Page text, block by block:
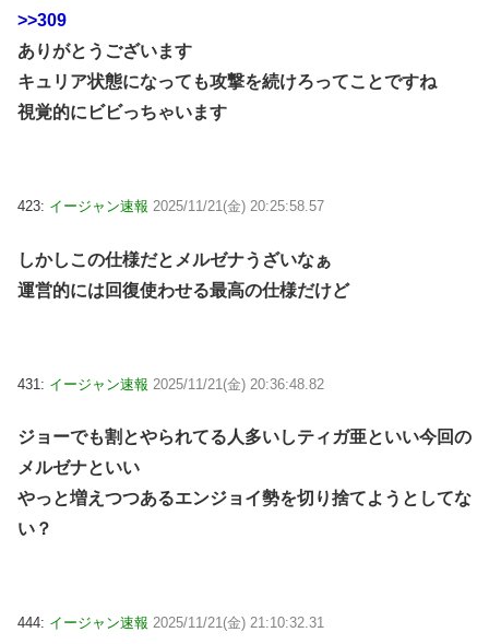
>>309
ありがとうございます
キュリア状態になっても攻撃を続けろってことですね
視覚的にビビっちゃいます
423: イージャン速報 2025/11/21(金) 20:25:58.57
しかしこの仕様だとメルゼナうざいなぁ
運営的には回復使わせる最高の仕様だけど
431: イージャン速報 2025/11/21(金) 20:36:48.82
ジョーでも割とやられてる人多いしティガ亜といい今回の
メルゼナといい
やっと増えつつあるエンジョイ勢を切り捨てようとしてな
い？
444: イージャン速報 2025/11/21(金) 21:10:32.31